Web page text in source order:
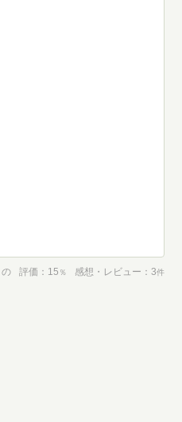
の 評価 15 ％ 感想・レビュー 3件